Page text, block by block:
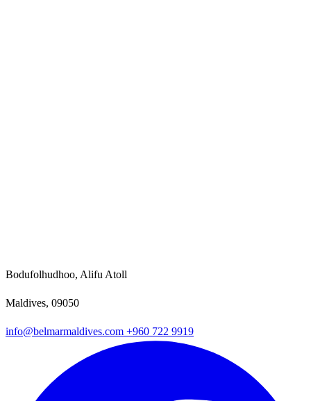
Bodufolhudhoo, Alifu Atoll
Maldives, 09050
info@belmarmaldives.com +960 722 9919